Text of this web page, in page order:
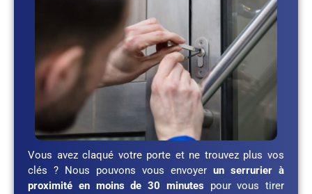
Vous avez claqué votre porte et ne trouvez plus vos
clés ? Nous pouvons vous envoyer un serrurier à
proximité en moins de 30 minutes pour vous tirer